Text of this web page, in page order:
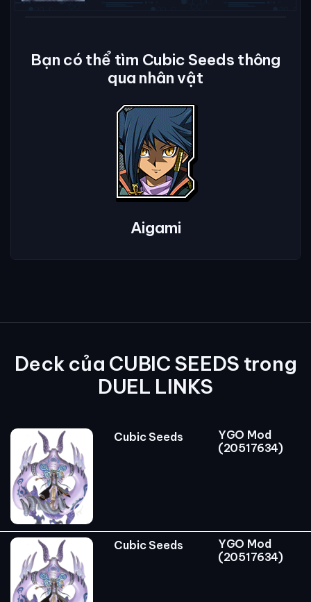
Bạn có thể tìm Cubic Seeds thông
qua nhân vật
Aigami
Deck của CUBIC SEEDS trong
DUEL LINKS
Cubic Seeds
YGO Mod
(20517634)
Cubic Seeds
YGO Mod
(20517634)